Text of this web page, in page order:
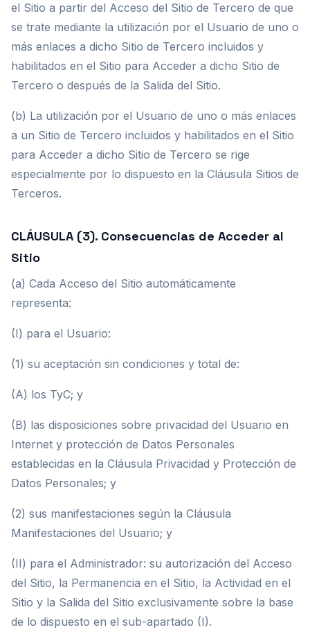
el Sitio a partir del Acceso del Sitio de Tercero de que
se trate mediante la utilización por el Usuario de uno o
más enlaces a dicho Sitio de Tercero incluidos y
habilitados en el Sitio para Acceder a dicho Sitio de
Tercero o después de la Salida del Sitio.
(b) La utilización por el Usuario de uno o más enlaces
a un Sitio de Tercero incluidos y habilitados en el Sitio
para Acceder a dicho Sitio de Tercero se rige
especialmente por lo dispuesto en la Cláusula Sitios de
Terceros.
CLÁUSULA (3). Consecuencias de Acceder al
Sitio
(a) Cada Acceso del Sitio automáticamente
representa:
(I) para el Usuario:
(1) su aceptación sin condiciones y total de:
(A) los TyC; y
(B) las disposiciones sobre privacidad del Usuario en
Internet y protección de Datos Personales
establecidas en la Cláusula Privacidad y Protección de
Datos Personales; y
(2) sus manifestaciones según la Cláusula
Manifestaciones del Usuario; y
(II) para el Administrador: su autorización del Acceso
del Sitio, la Permanencia en el Sitio, la Actividad en el
Sitio y la Salida del Sitio exclusivamente sobre la base
de lo dispuesto en el sub-apartado (I).